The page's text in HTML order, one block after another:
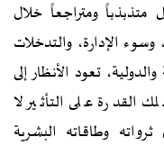
ومتراجعاً خلال
الإدارة، والتدخلات
تعود الأنظار إلى
على التأثير لا
وطاقاته البشرية